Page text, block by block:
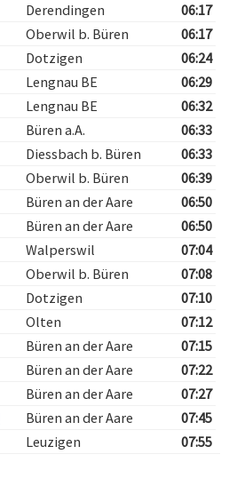
Derendingen
06:17
Oberwil b. Büren
06:17
Dotzigen
06:24
Lengnau BE
06:29
Lengnau BE
06:32
Büren a.A.
06:33
Diessbach b. Büren
06:33
Oberwil b. Büren
06:39
Büren an der Aare
06:50
Büren an der Aare
06:50
Walperswil
07:04
Oberwil b. Büren
07:08
Dotzigen
07:10
Olten
07:12
Büren an der Aare
07:15
Büren an der Aare
07:22
Büren an der Aare
07:27
Büren an der Aare
07:45
Leuzigen 07:55